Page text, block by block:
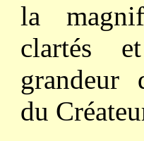
la
clartés
grandeur
du